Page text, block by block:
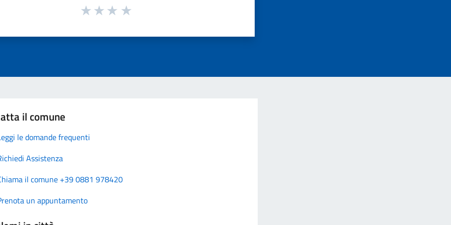
il comune
le domande frequenti
Assistenza
il comune +39 0881 978420
un appuntamento